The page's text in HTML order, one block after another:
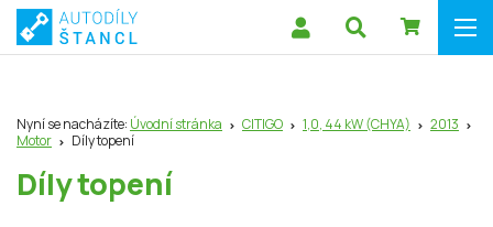
Nyní se nacházíte: Úvodní stránka CITIGO 1,0, 44 kW (CHYA)
2013
Motor
Díly topení
Díly topení